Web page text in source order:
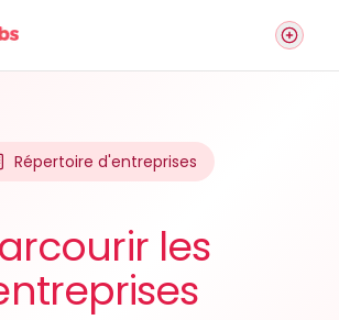
Répertoire d'entreprises
les